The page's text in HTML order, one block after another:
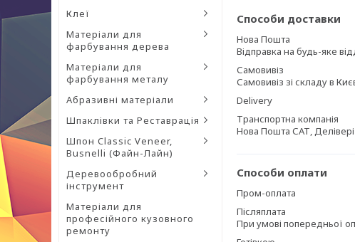
Клеї
Матеріали для
фарбування дерева
Матеріали для
фарбування металу
Абразивні матеріали
Шпаклівки та Реставрація
Шпон Classic Veneer,
Busnelli (Файн-Лайн)
Деревообробний
інструмент
Матеріали для
професійного кузовного
ремонту
Способи доставки
Нова Пошта
Відправка на будь-яке
Самовивіз
Самовивіз зі складу в
Delivery
Транспортна компанія
Нова Пошта САТ, Делівері
Способи оплати
Пром-оплата
Післяплата
При умові попередньої